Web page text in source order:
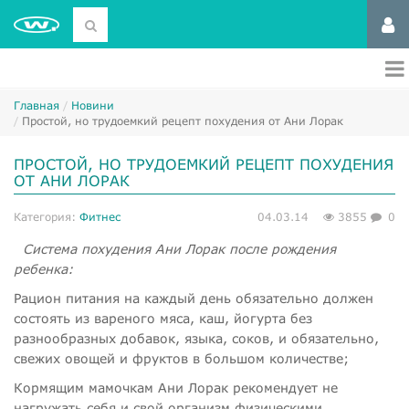
Главная
Новини
​Простой, но трудоемкий рецепт похудения от Ани Лорак
​ПРОСТОЙ, НО ТРУДОЕМКИЙ РЕЦЕПТ ПОХУДЕНИЯ
ОТ АНИ ЛОРАК
Категория: Фитнес 04.03.14 3855 0
Система похудения Ани Лорак после рождения
ребенка:
Рацион питания на каждый день обязательно должен
состоять из вареного мяса, каш, йогурта без
разнообразных добавок, языка, соков, и обязательно,
свежих овощей и фруктов в большом количестве;
Кормящим мамочкам Ани Лорак рекомендует не